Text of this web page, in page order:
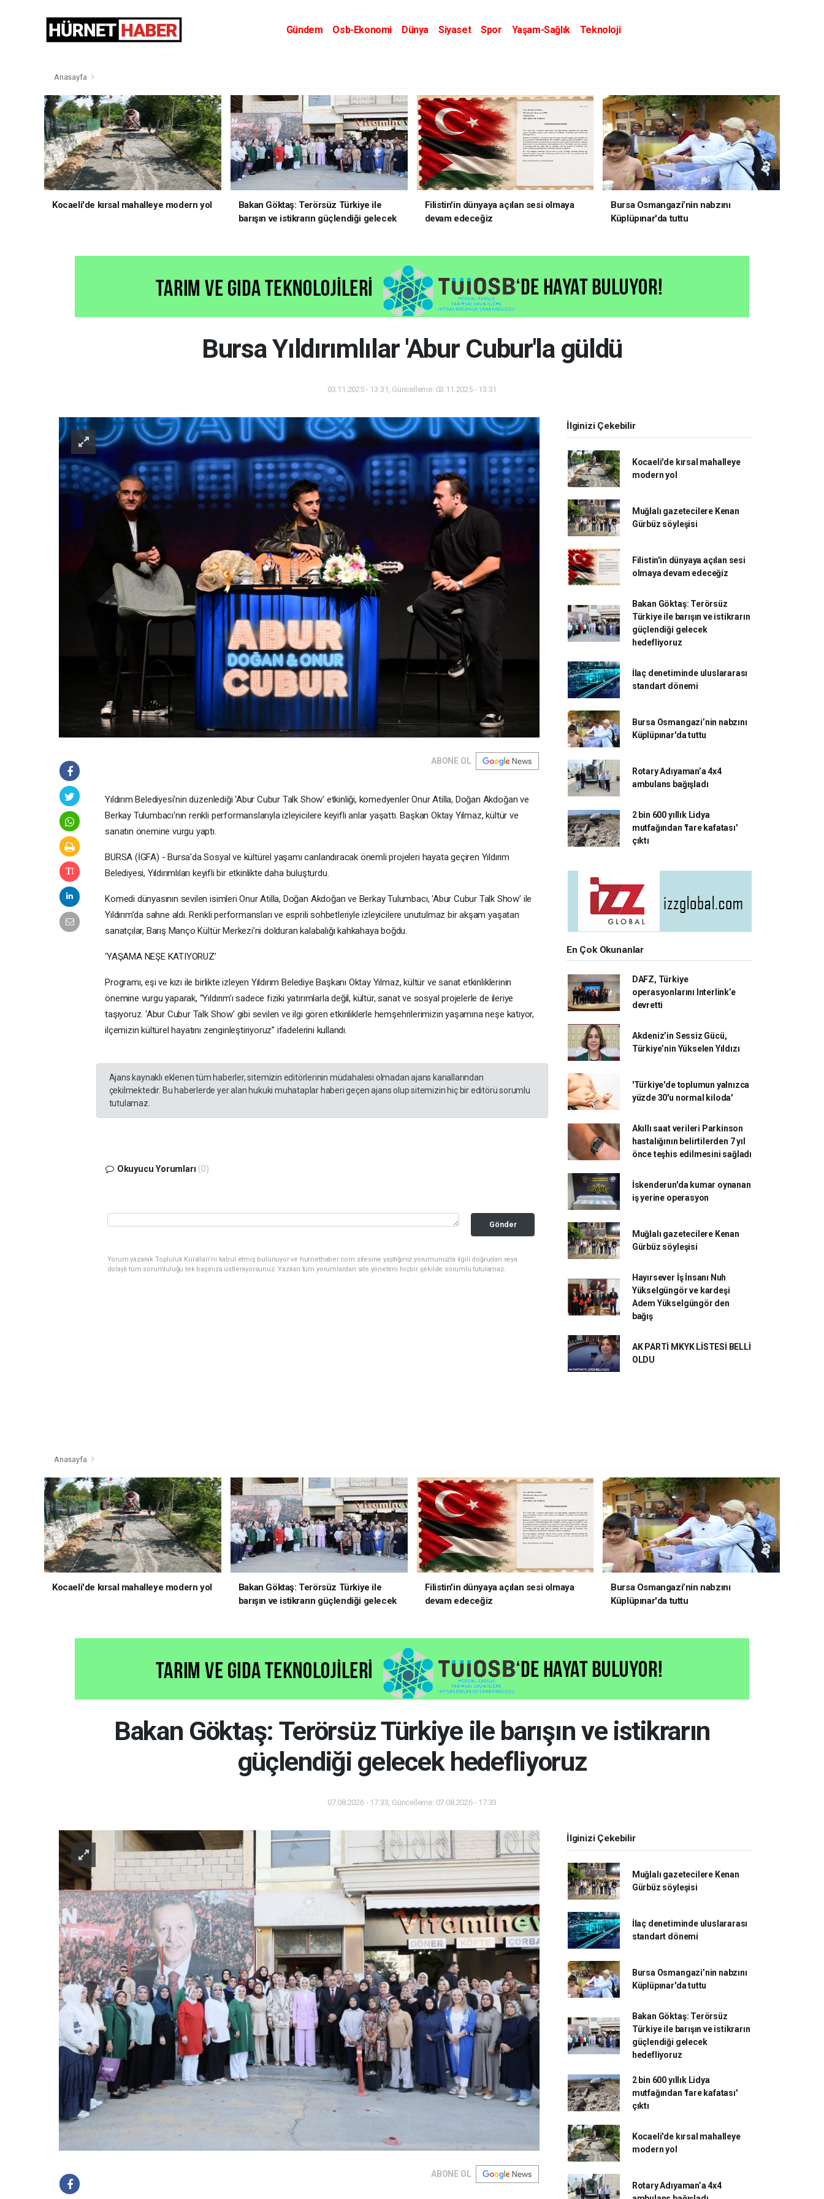
Gündem Osb-Ekonomi Dünya Siyaset Spor Yaşam-Sağlık
Teknoloji
Anasayfa
Kocaeli'de kırsal mahalleye modern yol
Bakan Göktaş: Terörsüz Türkiye ile
barışın ve istikrarın güçlendiği gelecek
Filistin'in dünyaya açılan sesi olmaya
devam edeceğiz
Bursa Osmangazi’nin nabzını
Küplüpınar'da tuttu
Bursa Yıldırımlılar 'Abur Cubur'la güldü
03.11.2025 - 13:31, Güncelleme: 03.11.2025 - 13:31
ABONE OL
Yıldırım Belediyesi'nin düzenlediği 'Abur Cubur Talk Show' etkinliği, komedyenler Onur Atilla, Doğan Akdoğan ve
Berkay Tulumbacı'nın renkli performanslarıyla izleyicilere keyifli anlar yaşattı. Başkan Oktay Yılmaz, kültür ve
sanatın önemine vurgu yaptı.
BURSA (İGFA) - Bursa'da Sosyal ve kültürel yaşamı canlandıracak önemli projeleri hayata geçiren Yıldırım
Belediyesi, Yıldırımlıları keyifli bir etkinlikte daha buluşturdu.
Komedi dünyasının sevilen isimleri Onur Atilla, Doğan Akdoğan ve Berkay Tulumbacı, ‘Abur Cubur Talk Show’ ile
Yıldırım’da sahne aldı. Renkli performansları ve esprili sohbetleriyle izleyicilere unutulmaz bir akşam yaşatan
sanatçılar, Barış Manço Kültür Merkezi’ni dolduran kalabalığı kahkahaya boğdu.
‘YAŞAMA NEŞE KATIYORUZ’
Programı, eşi ve kızı ile birlikte izleyen Yıldırım Belediye Başkanı Oktay Yılmaz, kültür ve sanat etkinliklerinin
önemine vurgu yaparak, “Yıldırım’ı sadece fiziki yatırımlarla değil, kültür, sanat ve sosyal projelerle de ileriye
taşıyoruz. ‘Abur Cubur Talk Show’ gibi sevilen ve ilgi gören etkinliklerle hemşehrilerimizin yaşamına neşe katıyor,
ilçemizin kültürel hayatını zenginleştiriyoruz” ifadelerini kullandı.
Ajans kaynaklı eklenen tüm haberler, sitemizin editörlerinin müdahalesi olmadan ajans kanallarından
çekilmektedir. Bu haberlerde yer alan hukuki muhataplar haberi geçen ajans olup sitemizin hiç bir editörü sorumlu
tutulamaz.
Okuyucu Yorumları (0)
Gönder
Yorum yazarak Topluluk Kuralları’nı kabul etmiş bulunuyor ve hurnethaber.com sitesine yaptığınız yorumunuzla ilgili doğrudan veya
dolaylı tüm sorumluluğu tek başınıza üstleniyorsunuz. Yazılan tüm yorumlardan site yönetimi hiçbir şekilde sorumlu tutulamaz.
İlginizi Çekebilir
Kocaeli'de kırsal mahalleye
modern yol
Muğlalı gazetecilere Kenan
Gürbüz söyleşisi
Filistin'in dünyaya açılan sesi
olmaya devam edeceğiz
Bakan Göktaş: Terörsüz
Türkiye ile barışın ve istikrarın
güçlendiği gelecek
hedefliyoruz
İlaç denetiminde uluslararası
standart dönemi
Bursa Osmangazi’nin nabzını
Küplüpınar'da tuttu
Rotary Adıyaman’a 4x4
ambulans bağışladı
2 bin 600 yıllık Lidya
mutfağından 'fare kafatası'
çıktı
En Çok Okunanlar
DAFZ, Türkiye
operasyonlarını Interlink’e
devretti
Akdeniz’in Sessiz Gücü,
Türkiye’nin Yükselen Yıldızı
'Türkiye'de toplumun yalnızca
yüzde 30'u normal kiloda'
Akıllı saat verileri Parkinson
hastalığının belirtilerden 7 yıl
önce teşhis edilmesini sağladı
İskenderun'da kumar oynanan
iş yerine operasyon
Muğlalı gazetecilere Kenan
Gürbüz söyleşisi
Hayırsever İş İnsanı Nuh
Yükselgüngör ve kardeşi
Adem Yükselgüngör den
bağış
AK PARTİ MKYK LİSTESİ BELLİ
OLDU
Anasayfa
Kocaeli'de kırsal mahalleye modern yol
Bakan Göktaş: Terörsüz Türkiye ile
barışın ve istikrarın güçlendiği gelecek
Filistin'in dünyaya açılan sesi olmaya
devam edeceğiz
Bursa Osmangazi’nin nabzını
Küplüpınar'da tuttu
Bakan Göktaş: Terörsüz Türkiye ile barışın ve istikrarın
güçlendiği gelecek hedefliyoruz
07.08.2026 - 17:33, Güncelleme: 07.08.2026 - 17:33
ABONE OL
İlginizi Çekebilir
Muğlalı gazetecilere Kenan
Gürbüz söyleşisi
İlaç denetiminde uluslararası
standart dönemi
Bursa Osmangazi’nin nabzını
Küplüpınar'da tuttu
Bakan Göktaş: Terörsüz
Türkiye ile barışın ve istikrarın
güçlendiği gelecek
hedefliyoruz
2 bin 600 yıllık Lidya
mutfağından 'fare kafatası'
çıktı
Kocaeli'de kırsal mahalleye
modern yol
Rotary Adıyaman’a 4x4